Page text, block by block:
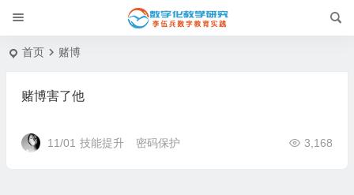
首页 赌博
赌博害了他
11/01 技能提升 3,168
密码保护